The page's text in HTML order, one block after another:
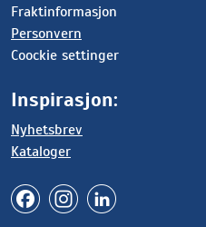
Fraktinformasjon
Personvern
Coockie settinger
Inspirasjon:
Nyhetsbrev
Kataloger